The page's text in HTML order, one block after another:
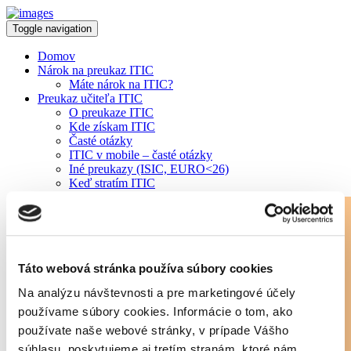
Táto webová stránka používa súbory cookies
Na analýzu návštevnosti a pre marketingové účely
používame súbory cookies. Informácie o tom, ako
používate naše webové stránky, v prípade Vášho
Toggle navigation
Domov
Nárok na preukaz ITIC
Máte nárok na ITIC?
Preukaz učiteľa ITIC
O preukaze ITIC
Kde získam ITIC
Časté otázky
ITIC v mobile – časté otázky
Iné preukazy (ISIC, EURO<26)
Keď stratím ITIC
Všetky zľavy na Slovensku
Chcem novú zľavu
Overte si platnosť preukazu
Ako predĺžiť platnosť ITIC
VŠ vydávajúce ITIC
ZŠ/SŠ vydávajúce ITIC
STIAHNITE SI ISIC/ITIC APKU »